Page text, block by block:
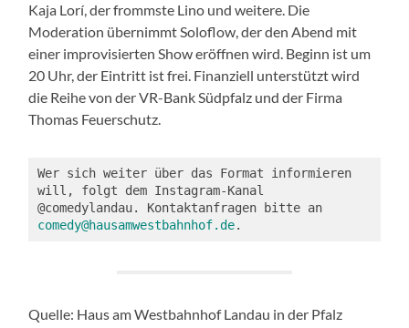
Kaja Lorí, der frommste Lino und weitere. Die
Moderation übernimmt Soloflow, der den Abend mit
einer improvisierten Show eröffnen wird. Beginn ist um
20 Uhr, der Eintritt ist frei. Finanziell unterstützt wird
die Reihe von der VR-Bank Südpfalz und der Firma
Thomas Feuerschutz.
Wer sich weiter über das Format informieren
will, folgt dem Instagram-Kanal
@comedylandau. Kontaktanfragen bitte an
comedy@hausamwestbahnhof.de.
Quelle: Haus am Westbahnhof Landau in der Pfalz